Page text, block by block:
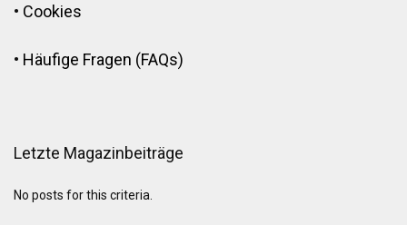
• Cookies
• Häufige Fragen (FAQs)
Letzte Magazinbeiträge
No posts for this criteria.